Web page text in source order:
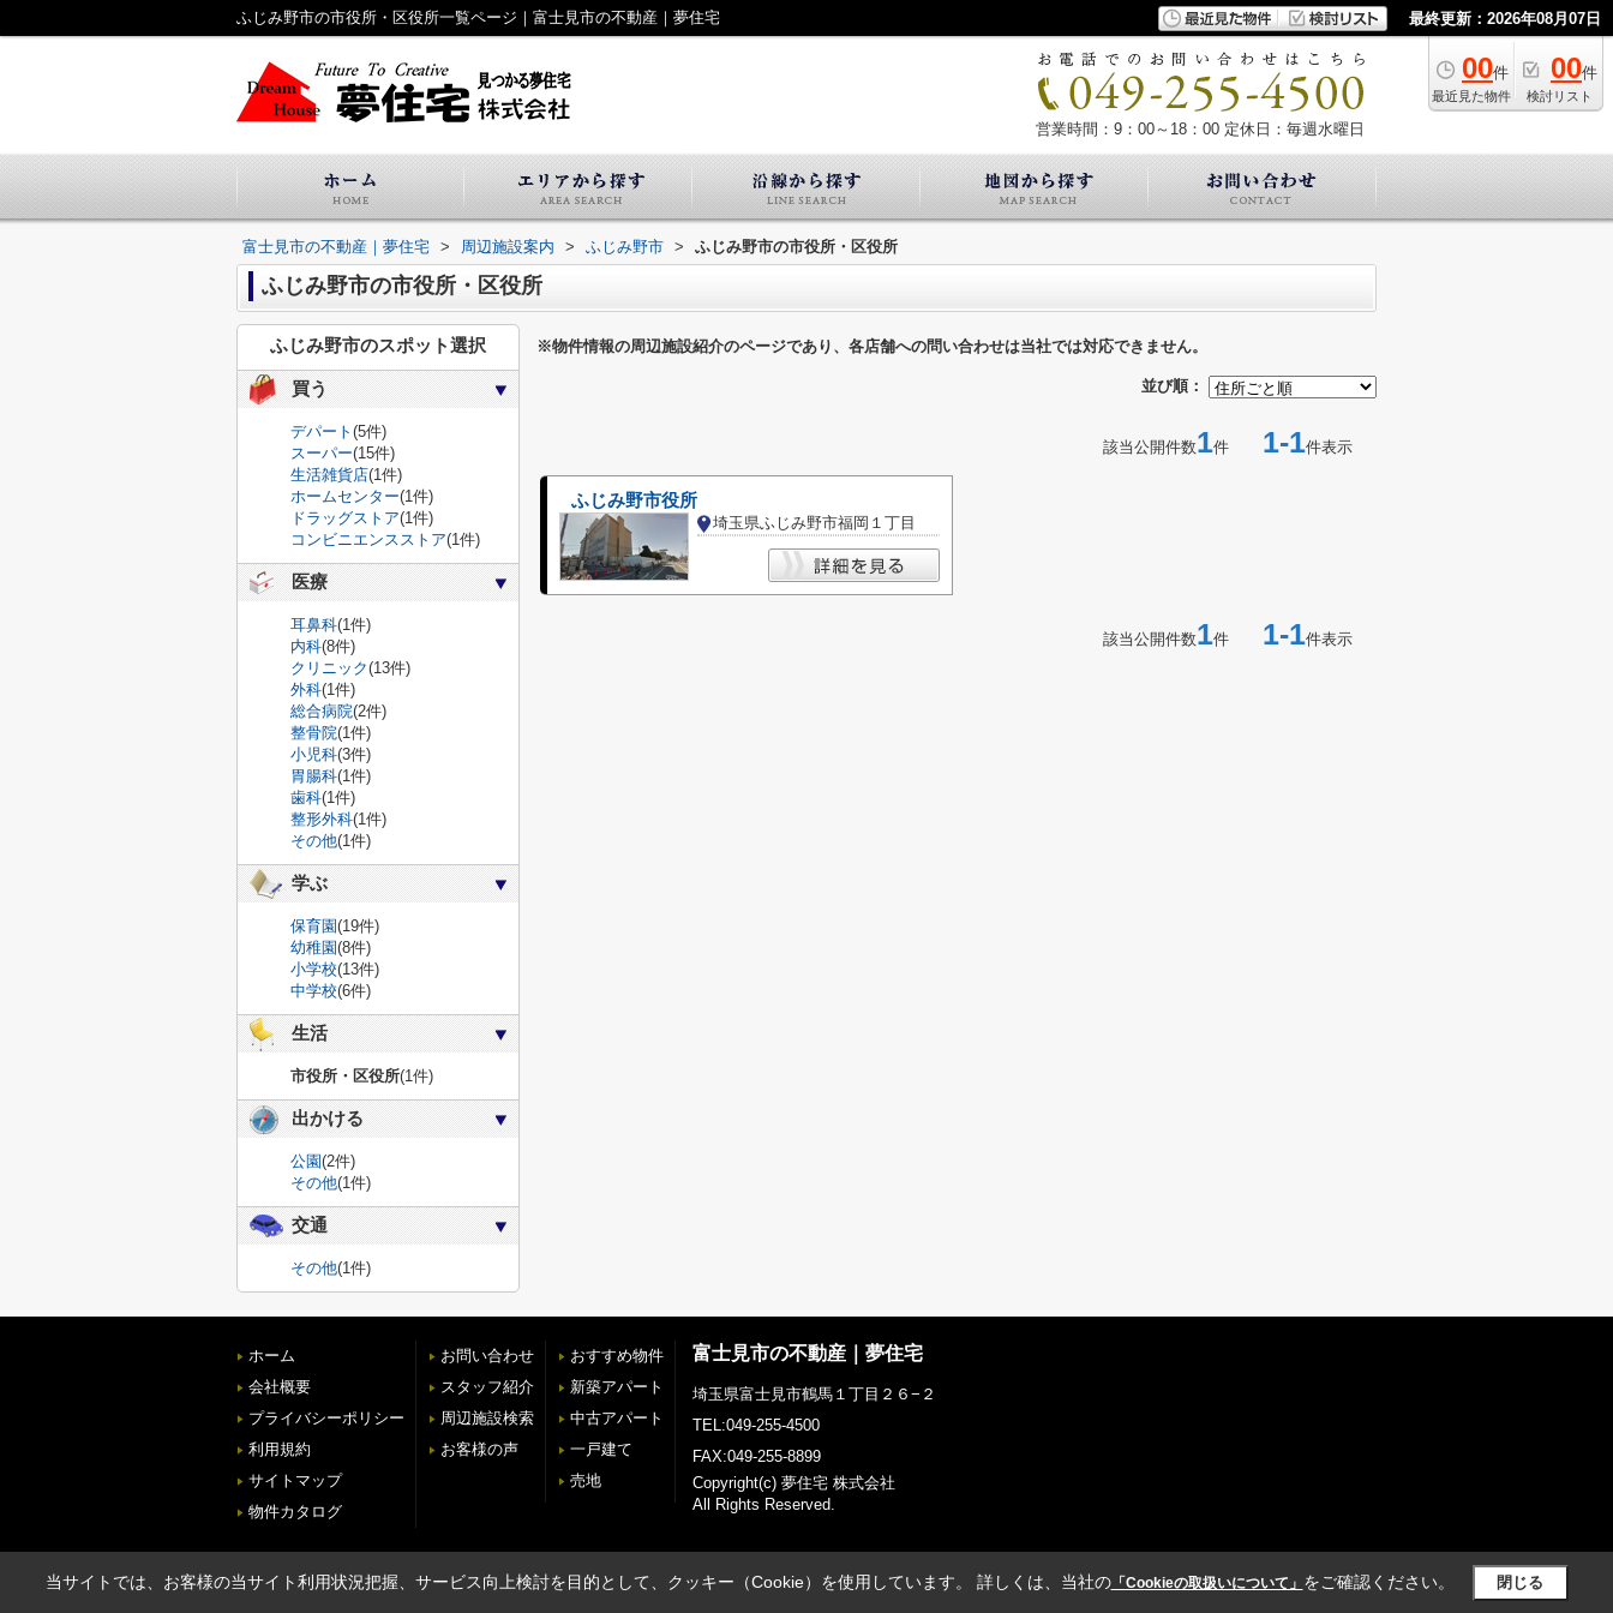
ふじみ野市の市役所・区役所一覧ページ｜富士見市の不動産｜夢住宅 最終更新：2026年08月07日
00件
最近見た物件
00件
検討リスト
営業時間：9：00～18：00 定休日：毎週水曜日
富士見市の不動産｜夢住宅 > 周辺施設案内 > ふじみ野市 > ふじみ野市の市役所・区役所
ふじみ野市の市役所・区役所
※物件情報の周辺施設紹介のページであり、各店舗への問い合わせは当社では対応できません。
並び順：
該当公開件数1件 1-1件表示
ふじみ野市役所
埼玉県ふじみ野市福岡１丁目
該当公開件数1件 1-1件表示
ふじみ野市のスポット選択
買う
デパート (5件)
スーパー(15件)
生活雑貨店(1件)
ホームセンター(1件)
ドラッグストア(1件)
コンビニエンスストア(1件)
医療
耳鼻科(1件)
内科(8件)
クリニック(13件)
外科(1件)
総合病院(2件)
整骨院(1件)
小児科(3件)
胃腸科(1件)
歯科(1件)
整形外科(1件)
その他(1件)
学ぶ
保育園(19件)
幼稚園(8件)
小学校(13件)
中学校(6件)
生活
市役所・区役所(1件)
出かける
公園(2件)
その他(1件)
交通
その他(1件)
ホーム
会社概要
プライバシーポリシー
利用規約
サイトマップ
物件カタログ
お問い合わせ
スタッフ紹介
周辺施設検索
お客様の声
おすすめ物件
新築アパート
中古アパート
一戸建て
売地
富士見市の不動産｜夢住宅
埼玉県富士見市鶴馬１丁目２６−２
TEL:049-255-4500
FAX:049-255-8899
Copyright(c) 夢住宅 株式会社
All Rights Reserved.
当サイトでは、お客様の当サイト利用状況把握、サービス向上検討を目的として、クッキー（Cookie）を使用しています。 詳しくは、当社の「Cookieの取扱いについて」 をご確認ください。 閉じる